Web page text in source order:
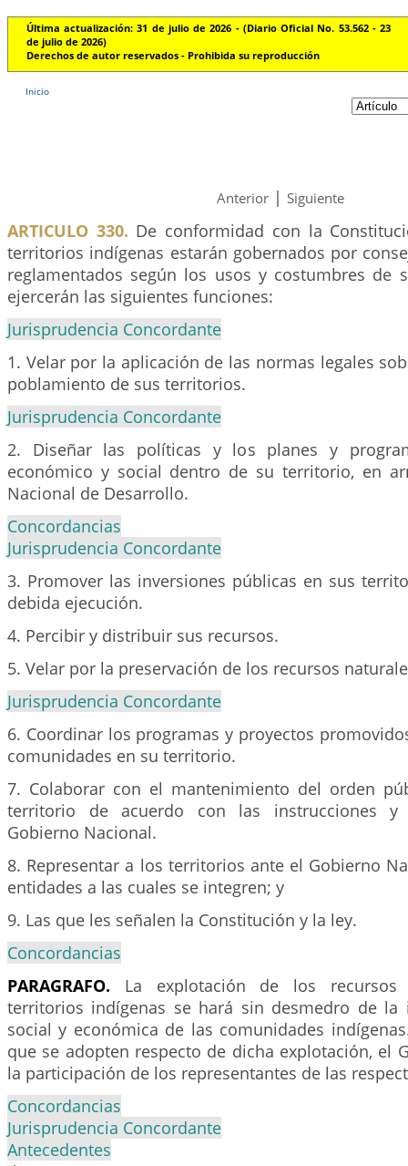
Última actualización: 31 de julio de 2026 - (Diario Oficial No. 53.562 - 23
de julio de 2026)
Derechos de autor reservados - Prohibida su reproducción
Inicio
Anterior | Siguiente
ARTICULO 330. De conformidad con la
territorios indígenas estarán gobernados por
reglamentados según los usos y costumbres de
ejercerán las siguientes funciones:
Jurisprudencia Concordante
1. Velar por la aplicación de las normas legales
poblamiento de sus territorios.
Jurisprudencia Concordante
2. Diseñar las políticas y los planes y
económico y social dentro de su territorio, en
Nacional de Desarrollo.
Concordancias
Jurisprudencia Concordante
3. Promover las inversiones públicas en sus
debida ejecución.
4. Percibir y distribuir sus recursos.
5. Velar por la preservación de los recursos
Jurisprudencia Concordante
6. Coordinar los programas y proyectos
comunidades en su territorio.
7. Colaborar con el mantenimiento del orden
territorio de acuerdo con las instrucciones y
Gobierno Nacional.
8. Representar a los territorios ante el Gobierno
entidades a las cuales se integren; y
9. Las que les señalen la Constitución y la ley.
Concordancias
PARAGRAFO. La explotación de los
territorios indígenas se hará sin desmedro de la
social y económica de las comunidades
que se adopten respecto de dicha explotación, el
la participación de los representantes de las
Concordancias
Jurisprudencia Concordante
Antecedentes